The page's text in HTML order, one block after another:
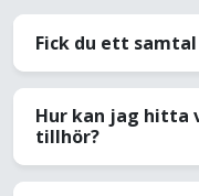
Fick du ett samtal
Hur kan jag hitta
tillhör?